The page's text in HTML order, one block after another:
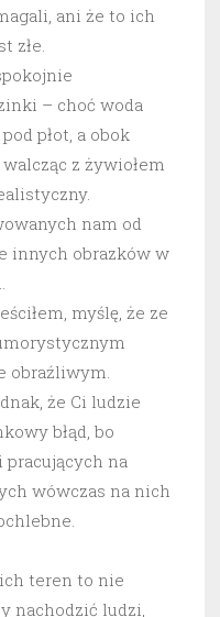
ani że to ich
złe.
– choć woda
płot, a obok
z żywiołem
nam od
innych obrazków w
myślę, że ze
obraźliwym.
że Ci ludzie
błąd, bo
na
wówczas na nich
teren to nie
nachodzić ludzi,